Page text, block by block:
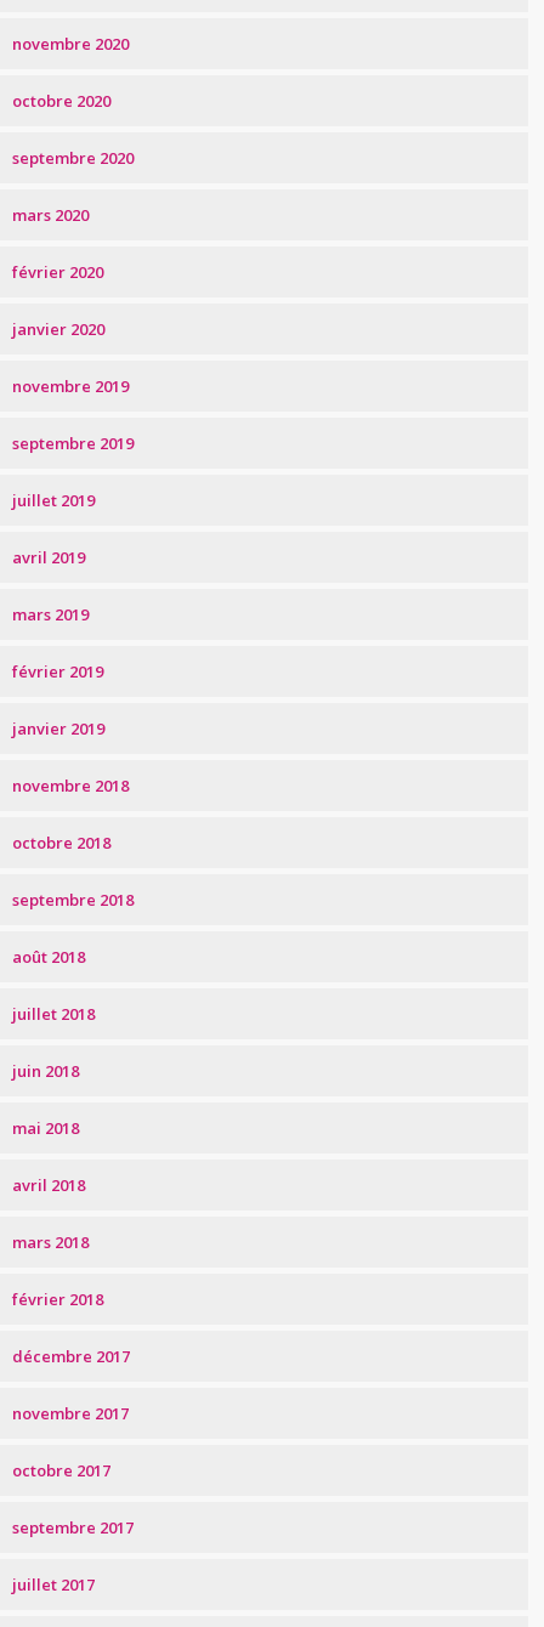
novembre 2020
octobre 2020
septembre 2020
mars 2020
février 2020
janvier 2020
novembre 2019
septembre 2019
juillet 2019
avril 2019
mars 2019
février 2019
janvier 2019
novembre 2018
octobre 2018
septembre 2018
août 2018
juillet 2018
juin 2018
mai 2018
avril 2018
mars 2018
février 2018
décembre 2017
novembre 2017
octobre 2017
septembre 2017
juillet 2017